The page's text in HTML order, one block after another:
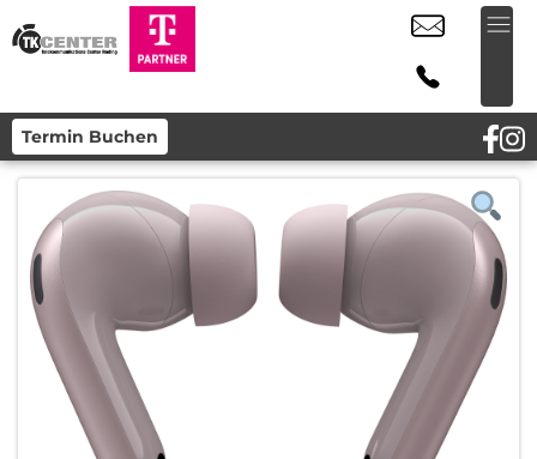
Termin Buchen